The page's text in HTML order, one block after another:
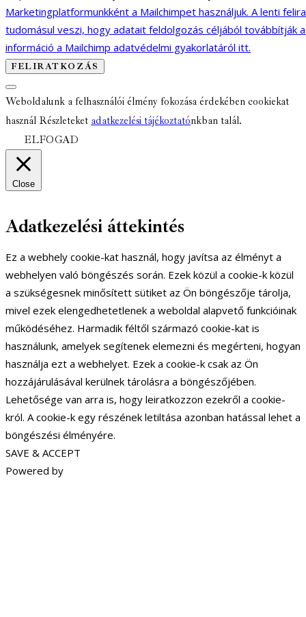
Marketingplatformunkként a Mailchimpet használjuk. A lenti
tudomásul veszi, hogy adatait feldolgozás céljából továbbítják
információ a Mailchimp adatvédelmi gyakorlatáról itt.
Weboldalunk a felhasználói élmény fokozása érdekében cookiekat
használ Részleteket adatkezelési tájékoztatónkban talál.
ELFOGAD
Close
Adatkezelési áttekintés
Ez a webhely cookie-kat használ, hogy javítsa az élményt a
webhelyen való böngészés során. Ezek közül a cookie-k közül
a szükségesnek minősített sütiket az Ön böngészője tárolja,
mivel ezek elengedhetetlenek a weboldal alapvető funkcióinak
működéséhez. Harmadik féltől származó cookie-kat is
használunk, amelyek segítenek elemezni és megérteni, hogyan
használja ezt a webhelyet. Ezek a cookie-k csak az Ön
hozzájárulásával kerülnek tárolásra a böngészőjében.
Lehetősége van arra is, hogy leiratkozzon ezekről a cookie-
król. A cookie-k egy részének letiltása azonban hatással lehet a
böngészési élményére.
SAVE & ACCEPT
Powered by